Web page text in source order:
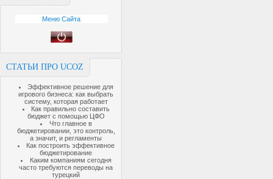
Меню Сайта
СТАТЬИ ПРО UCOZ
Эффективное решение для
игрового бизнеса: как выбрать
систему, которая работает
Как правильно составить
бюджет с помощью ЦФО
Что главное в
бюджетировании, это контроль,
а значит, и регламенты
Как построить эффективное
бюджетирование
Каким компаниям сегодня
часто требуются переводы на
турецкий